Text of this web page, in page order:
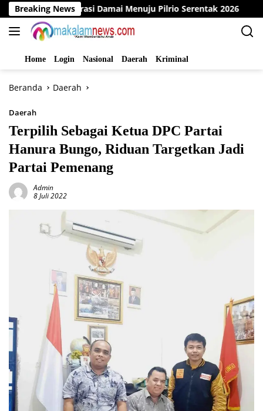
Langsung
ke
konten
Breaking News
Deklarasi Damai Menuju Pilrio Serentak 2026 Dinas
Home Login Nasional Daerah Kriminal
Beranda Daerah
Daerah
Terpilih Sebagai Ketua DPC Partai
Hanura Bungo, Riduan Targetkan Jadi
Partai Pemenang
Admin
8 Juli 2022